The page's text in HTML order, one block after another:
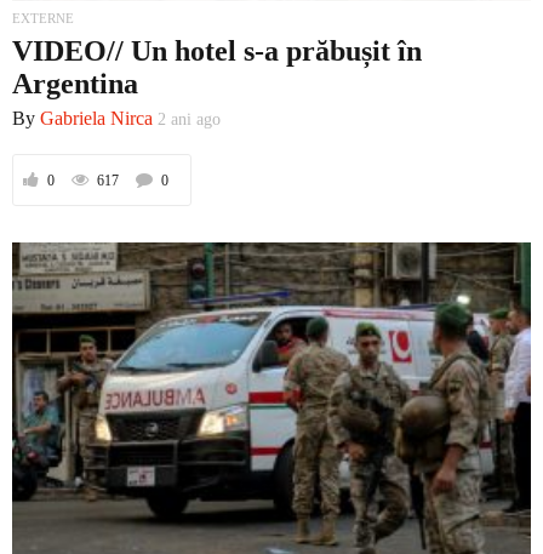
EXTERNE
VIDEO// Un hotel s-a prăbușit în
Argentina
By Gabriela Nirca 2 ani ago
0 617 0